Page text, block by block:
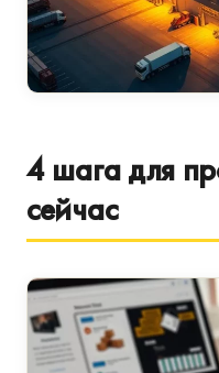
4 шага для
сейчас